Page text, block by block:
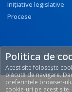
Inițiative legislative
Procese
©
Politica de
Acest site folosește
plăcută de navigare.
preferințele browser-
cookie-uri pe acest